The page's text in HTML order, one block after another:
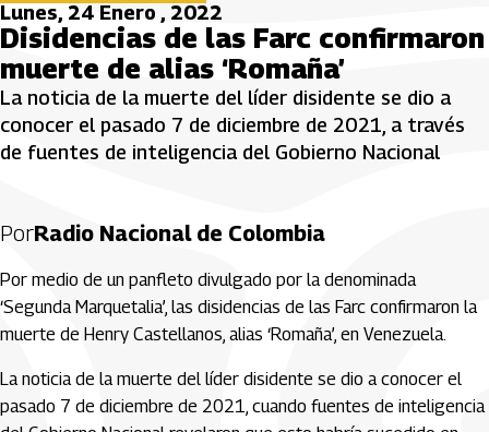
Lunes, 24 Enero , 2022
Disidencias de las Farc confirmaron
muerte de alias ‘Romaña’
La noticia de la muerte del líder disidente se dio a
conocer el pasado 7 de diciembre de 2021, a través
de fuentes de inteligencia del Gobierno Nacional
PorRadio Nacional de Colombia
Por medio de un panfleto divulgado por la denominada
‘Segunda Marquetalia’, las disidencias de las Farc confirmaron la
muerte de Henry Castellanos, alias ‘Romaña’, en Venezuela.
La noticia de la muerte del líder disidente se dio a conocer el
pasado 7 de diciembre de 2021, cuando fuentes de inteligencia